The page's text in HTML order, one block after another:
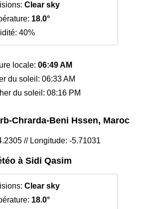
Clear sky
18.0°
40%
locale: 06:49 AM
du soleil: 06:33 AM
du soleil: 08:16 PM
Chrarda-Beni Hssen, Maroc
// Longitude: -5.71031
à Sidi Qasim
Clear sky
18.0°